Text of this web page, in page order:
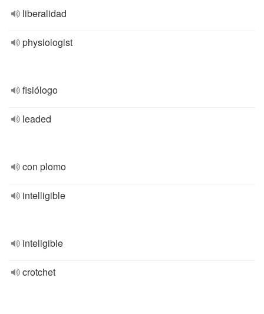
liberalidad
physiologist
fisiólogo
leaded
con plomo
intelligible
inteligible
crotchet